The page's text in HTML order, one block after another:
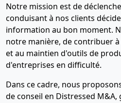
Notre mission est de
conduisant à nos clients
information au bon moment.
notre manière, de contribuer
et au maintien d'outils de
d'entreprises en difficulté.
Dans ce cadre, nous
de conseil en Distressed